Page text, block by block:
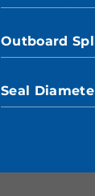
Outboard
Seal